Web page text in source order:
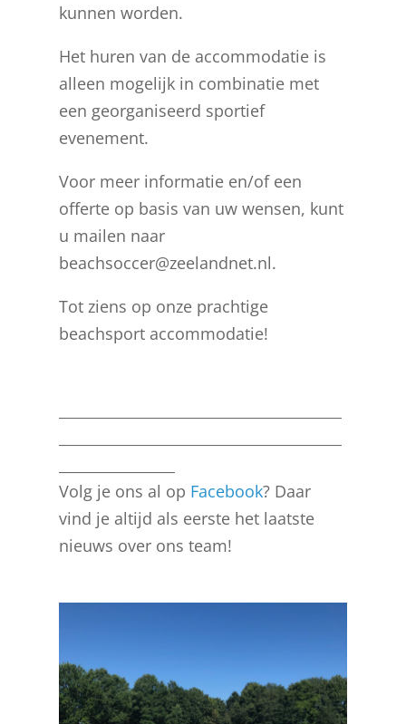
kunnen worden.
Het huren van de accommodatie is
alleen mogelijk in combinatie met
een georganiseerd sportief
evenement.
Voor meer informatie en/of een
offerte op basis van uw wensen, kunt
u mailen naar
beachsoccer@zeelandnet.nl.
Tot ziens op onze prachtige
beachsport accommodatie!
Volg je ons al op Facebook? Daar
vind je altijd als eerste het laatste
nieuws over ons team!